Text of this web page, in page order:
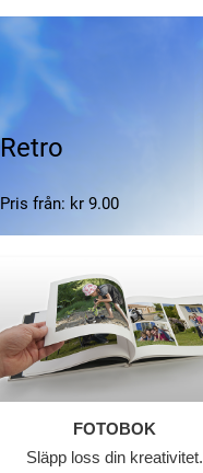
Retro
Pris från: kr 9.00
FOTOBOK
Släpp loss din kreativitet.